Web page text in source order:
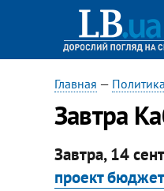
Главная — Политика
Завтра
Завтра, 14
проект